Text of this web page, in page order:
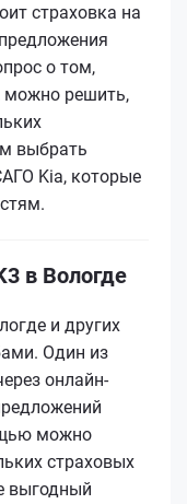
страховка на
о том,
можно решить,
выбрать
Kia, которые
в Вологде
и других
Один из
онлайн-
можно
страховых
выгодный